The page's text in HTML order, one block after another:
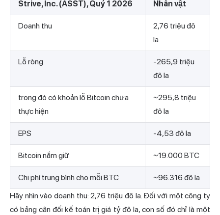
Strive, Inc. (ASST), Quý 1 2026 Nhân vật
Doanh thu
2,76 triệu đô
la
Lỗ ròng
-265,9 triệu
đô la
trong đó có khoản lỗ Bitcoin chưa
thực hiện
~295,8 triệu
đô la
EPS -4,53 đô la
Bitcoin nắm giữ ~19.000 BTC
Chi phí trung bình cho mỗi BTC
~96.316 đô la
Hãy nhìn vào doanh thu: 2,76 triệu đô la. Đối với một công ty
có bảng cân đối kế toán trị giá tỷ đô la, con số đó chỉ là một